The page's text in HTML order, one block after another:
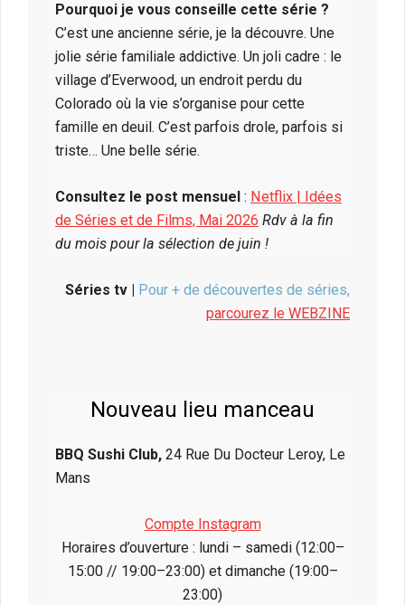
Pourquoi je vous conseille cette série ?
C’est une ancienne série, je la découvre. Une
jolie série familiale addictive. Un joli cadre : le
village d’Everwood, un endroit perdu du
Colorado où la vie s’organise pour cette
famille en deuil. C’est parfois drole, parfois si
triste… Une belle série.
Consultez le post mensuel : Netflix | Idées
de Séries et de Films, Mai 2026 Rdv à la fin
du mois pour la sélection de juin !
Séries tv |
Pour + de découvertes de séries,
parcourez le WEBZINE
Nouveau lieu manceau
BBQ Sushi Club, 24 Rue Du Docteur Leroy, Le
Mans
Compte Instagram
Horaires d’ouverture : lundi – samedi (12:00–
15:00 // 19:00–23:00) et dimanche (19:00–
23:00)